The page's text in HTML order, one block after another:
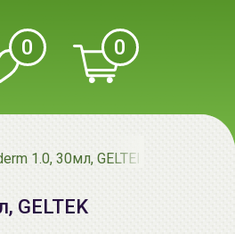
0 0
1.0, 30мл, GELTEK
GELTEK